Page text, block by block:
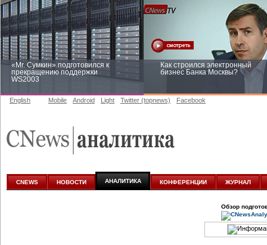
«Mr. Сумкин» подготовился к
прекращению поддержки
WS2003
Как строился электронный
бизнес Банка Москвы?
аналитике
English Mobile Android Light Twitter (topnews) Facebook
CNEWS НОВОСТИ АНАЛИТИКА КОНФЕРЕНЦИИ ЖУРНАЛ
Обзор